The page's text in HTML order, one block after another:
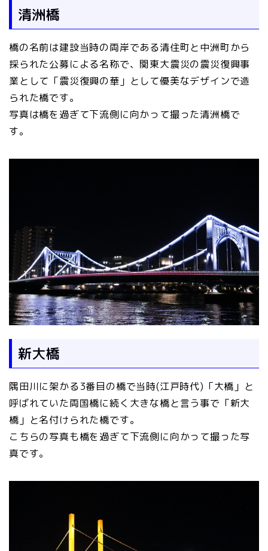
清洲橋
橋の名前は建設当時の両岸である清住町と中洲町から
採られた公募による名称で、関東大震災の震災復興事
業として「震災復興の華」として優美なデザインで造
られた橋です。
写真は橋を過ぎて下流側に向かって撮った清洲橋で
す。
新大橋
隅田川に架かる3番目の橋で当時(江戸時代)「大橋」と
呼ばれていた両国橋に続く大きな橋と言う事で「新大
橋」と名付けられた橋です。
こちらの写真も橋を過ぎて下流側に向かって撮った写
真です。